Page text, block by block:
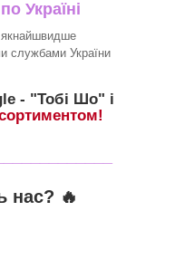
Україні
службами України
- "Тобі Шо" і
нас? 🔥